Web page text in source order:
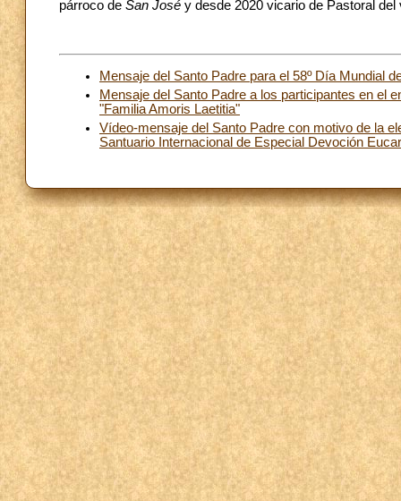
párroco de San José y desde 2020 vicario de Pastoral
Mensaje del Santo Padre para el 58º Día Mundial
Mensaje del Santo Padre a los participantes en el
"Familia Amoris Laetitia"
Vídeo-mensaje del Santo Padre con motivo de la
Santuario Internacional de Especial Devoción